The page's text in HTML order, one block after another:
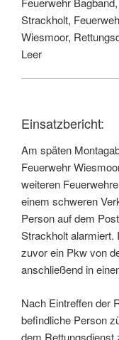
Strackholt,
Wiesmoor,
Leer
Einsatzbericht:
Am späten
Feuerwehr
weiteren
einem schweren
Person auf dem
Strackholt alarmiert.
zuvor ein Pkw von
anschließend in
Nach Eintreffen der
befindliche Person
dem Rettungsdienst